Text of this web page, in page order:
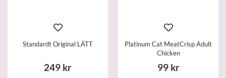
Standardt Original LÄTT
249 kr
Platinum Cat MeatCrisp Adult
Chicken
99 kr